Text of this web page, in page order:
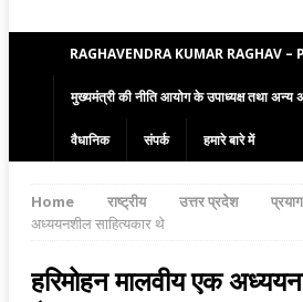
RAGHAVENDRA KUMAR RAGHAV –
मुख्यमंत्री की नीति आयोग के उपाध्यक्ष तथा अन्य
वैधानिक संपर्क हमारे बारे में
Home राष्ट्रीय उत्तर प्रदेश
अध्ययनशील साहित्यकार थे
हरिमोहन मालवीय एक